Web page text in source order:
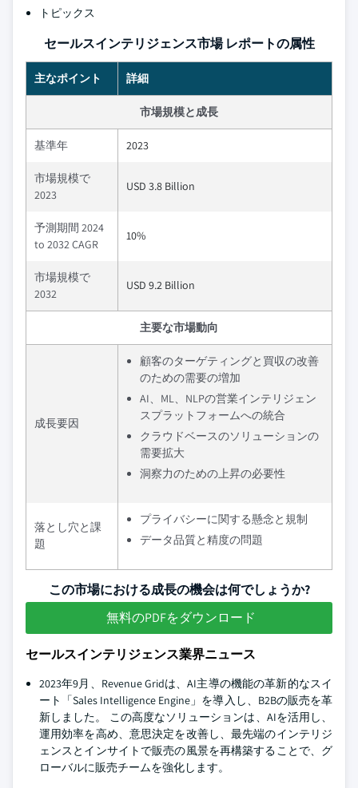
トピックス
セールスインテリジェンス市場 レポートの属性
主なポイント 詳細
市場規模と成長
基準年 2023
市場規模で
2023
USD 3.8 Billion
予測期間 2024
to 2032 CAGR
10%
市場規模で
2032
USD 9.2 Billion
主要な市場動向
成長要因
顧客のターゲティングと買収の改善
のための需要の増加
AI、ML、NLPの営業インテリジェン
スプラットフォームへの統合
クラウドベースのソリューションの
需要拡大
洞察力のための上昇の必要性
落とし穴と課
題
プライバシーに関する懸念と規制
データ品質と精度の問題
この市場における成長の機会は何でしょうか?
無料のPDFをダウンロード
セールスインテリジェンス業界ニュース
2023年9月、Revenue Gridは、AI主導の機能の革新的なスイ
ート「Sales Intelligence Engine」を導入し、B2Bの販売を革
新しました。 この高度なソリューションは、AIを活用し、
運用効率を高め、意思決定を改善し、最先端のインテリジ
ェンスとインサイトで販売の風景を再構築することで、グ
ローバルに販売チームを強化します。